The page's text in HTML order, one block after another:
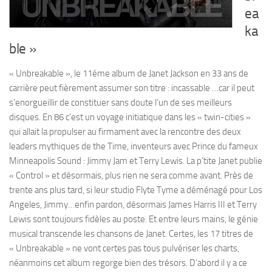
ea
ka
ble »
« Unbreakable », le 11éme album de Janet Jackson en 33 ans de
carrière peut fièrement assumer son titre : incassable …car il peut
s’enorgueillir de constituer sans doute l’un de ses meilleurs
disques. En 86 c’est un voyage initiatique dans les « twin-cities »
qui allait la propulser au firmament avec la rencontre des deux
leaders mythiques de the Time, inventeurs avec Prince du fameux
Minneapolis Sound : Jimmy Jam et Terry Lewis. La p’tite Janet publie
« Control » et désormais, plus rien ne sera comme avant. Près de
trente ans plus tard, si leur studio Flyte Tyme a déménagé pour Los
Angeles, Jimmy…enfin pardon, désormais James Harris III et Terry
Lewis sont toujours fidèles au poste. Et entre leurs mains, le génie
musical transcende les chansons de Janet. Certes, les 17 titres de
« Unbreakable » ne vont certes pas tous pulvériser les charts,
néanmoins cet album regorge bien des trésors. D’abord il y a ce